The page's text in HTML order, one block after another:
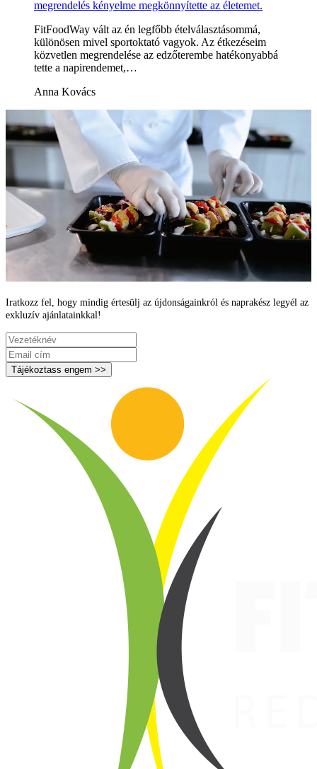
megrendelés kényelme megkönnyítette az életemet.
FitFoodWay vált az én legfőbb ételválasztásommá,
különösen mivel sportoktató vagyok. Az étkezéseim
közvetlen megrendelése az edzőterembe hatékonyabbá
tette a napirendemet,…
Anna Kovács
Iratkozz fel, hogy mindig értesülj az újdonságainkról és naprakész legyél az
exkluzív ajánlatainkkal!
Tájékoztass engem >>